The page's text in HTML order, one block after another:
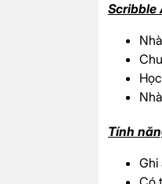
Scribble
Tính
Ghi